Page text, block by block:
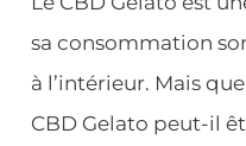
sa consommation
à l’intérieur. Mais
CBD Gelato peut-il